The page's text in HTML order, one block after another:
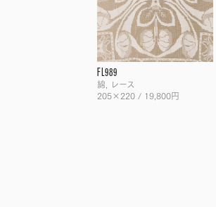
FL989
綿, レース
205×220 / 19,800円